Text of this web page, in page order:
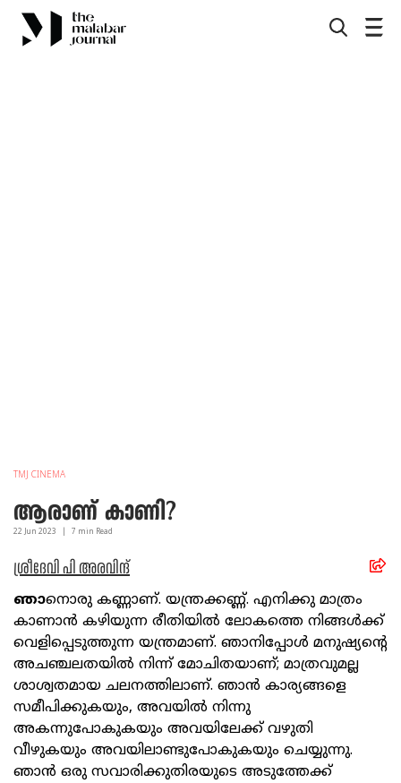
TMJ CINEMA
ആരാണ് കാണി?
22 Jun 2023 7 min Read
ശ്രീദേവി പി അരവിന്ദ്
ഞാനൊരു കണ്ണാണ്. യന്ത്രക്കണ്ണ്. എനിക്കു മാത്രം
കാണാൻ കഴിയുന്ന രീതിയിൽ ലോകത്തെ നിങ്ങൾക്ക്
വെളിപ്പെടുത്തുന്ന യന്ത്രമാണ്. ഞാനിപ്പോൾ മനുഷ്യന്റെ
അചഞ്ചലതയിൽ നിന്ന് മോചിതയാണ്; മാത്രവുമല്ല
ശാശ്വതമായ ചലനത്തിലാണ്. ഞാൻ കാര്യങ്ങളെ
സമീപിക്കുകയും, അവയിൽ നിന്നു
അകന്നുപോകുകയും അവയിലേക്ക് വഴുതി
വീഴുകയും അവയിലാണ്ടുപോകുകയും ചെയ്യുന്നു.
ഞാൻ ഒരു സവാരിക്കുതിരയുടെ അടുത്തേക്ക്